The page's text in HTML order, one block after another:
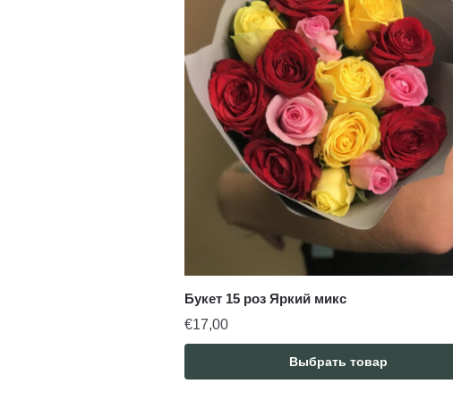
Букет 15 роз Яркий микс
€17,00
Выбрать товар